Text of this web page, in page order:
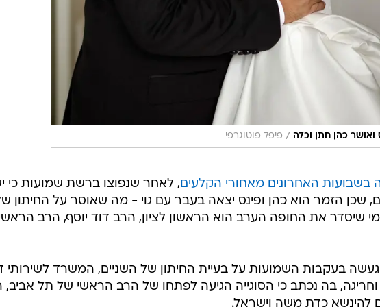
ואושר כהן חתן וכלה / פיפל פוטוגרפי
האחרונים מאחורי הקלעים, לאחר שנפוצו ברשת שמועות כי
שכן הזמר הוא כהן ופינס יצאה בעבר עם גוי - מה שאוסר על החיתון
שיסדר את החופה הערב הוא הראשון לציון, הרב דוד יוסף, הרב
בעקבות השמועות על בעיית החיתון של השניים, המשרד לשירותי
בה נכתב כי הסוגייה הגיעה לפתחו של הרב הראשי של תל אביב,
להינשא כדת משה וישראל.